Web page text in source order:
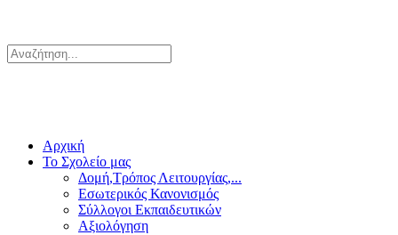
Αρχική
Το Σχολείο μας
Δομή,Τρόπος Λειτουργίας,...
Εσωτερικός Κανονισμός
Σύλλογοι Εκπαιδευτικών
Αξιολόγηση